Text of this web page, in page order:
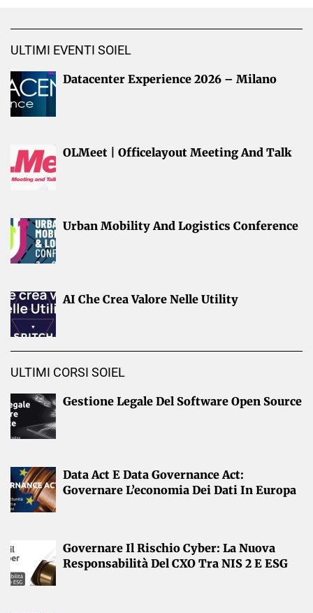
ULTIMI EVENTI SOIEL
Datacenter Experience 2026 – Milano
OLMeet | Officelayout Meeting And Talk
Urban Mobility And Logistics Conference
AI Che Crea Valore Nelle Utility
ULTIMI CORSI SOIEL
Gestione Legale Del Software Open Source
Data Act E Data Governance Act:
Governare L’economia Dei Dati In Europa
Governare Il Rischio Cyber: La Nuova
Responsabilità Del CXO Tra NIS 2 E ESG